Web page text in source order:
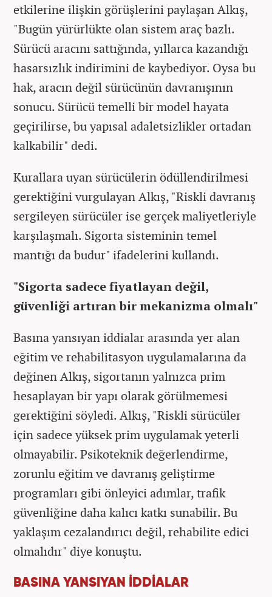
etkilerine ilişkin görüşlerini paylaşan Alkış,
"Bugün yürürlükte olan sistem araç bazlı.
Sürücü aracını sattığında, yıllarca kazandığı
hasarsızlık indirimini de kaybediyor. Oysa bu
hak, aracın değil sürücünün davranışının
sonucu. Sürücü temelli bir model hayata
geçirilirse, bu yapısal adaletsizlikler ortadan
kalkabilir" dedi.
Kurallara uyan sürücülerin ödüllendirilmesi
gerektiğini vurgulayan Alkış, "Riskli davranış
sergileyen sürücüler ise gerçek maliyetleriyle
karşılaşmalı. Sigorta sisteminin temel
mantığı da budur" ifadelerini kullandı.
"Sigorta sadece fiyatlayan değil,
güvenliği artıran bir mekanizma olmalı"
Basına yansıyan iddialar arasında yer alan
eğitim ve rehabilitasyon uygulamalarına da
değinen Alkış, sigortanın yalnızca prim
hesaplayan bir yapı olarak görülmemesi
gerektiğini söyledi. Alkış, "Riskli sürücüler
için sadece yüksek prim uygulamak yeterli
olmayabilir. Psikoteknik değerlendirme,
zorunlu eğitim ve davranış geliştirme
programları gibi önleyici adımlar, trafik
güvenliğine daha kalıcı katkı sunabilir. Bu
yaklaşım cezalandırıcı değil, rehabilite edici
olmalıdır" diye konuştu.
BASINA YANSIYAN İDDİALAR